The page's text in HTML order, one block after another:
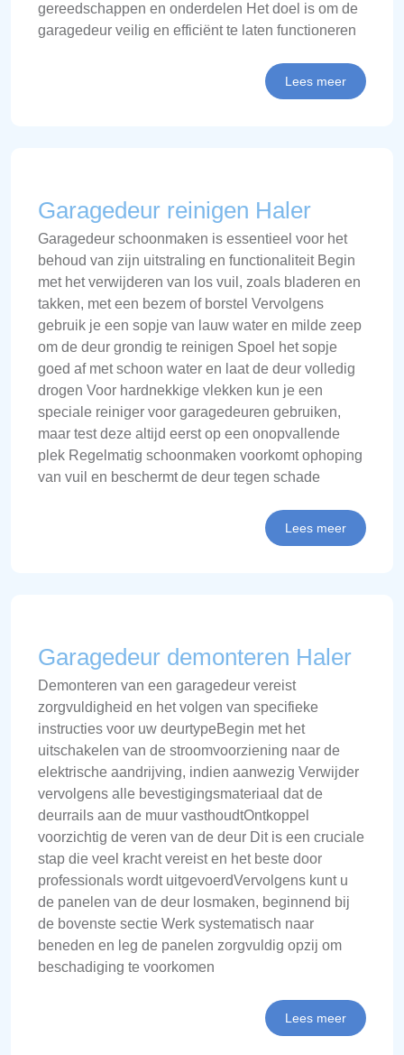
gereedschappen en onderdelen Het doel is om de
garagedeur veilig en efficiënt te laten functioneren
Lees meer
Garagedeur reinigen Haler
Garagedeur schoonmaken is essentieel voor het
behoud van zijn uitstraling en functionaliteit Begin
met het verwijderen van los vuil, zoals bladeren en
takken, met een bezem of borstel Vervolgens
gebruik je een sopje van lauw water en milde zeep
om de deur grondig te reinigen Spoel het sopje
goed af met schoon water en laat de deur volledig
drogen Voor hardnekkige vlekken kun je een
speciale reiniger voor garagedeuren gebruiken,
maar test deze altijd eerst op een onopvallende
plek Regelmatig schoonmaken voorkomt ophoping
van vuil en beschermt de deur tegen schade
Lees meer
Garagedeur demonteren Haler
Demonteren van een garagedeur vereist
zorgvuldigheid en het volgen van specifieke
instructies voor uw deurtypeBegin met het
uitschakelen van de stroomvoorziening naar de
elektrische aandrijving, indien aanwezig Verwijder
vervolgens alle bevestigingsmateriaal dat de
deurrails aan de muur vasthoudtOntkoppel
voorzichtig de veren van de deur Dit is een cruciale
stap die veel kracht vereist en het beste door
professionals wordt uitgevoerdVervolgens kunt u
de panelen van de deur losmaken, beginnend bij
de bovenste sectie Werk systematisch naar
beneden en leg de panelen zorgvuldig opzij om
beschadiging te voorkomen
Lees meer